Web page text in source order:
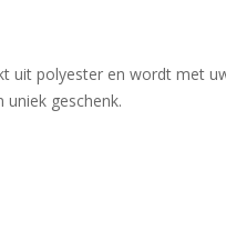
uit polyester en wordt met
geschenk.